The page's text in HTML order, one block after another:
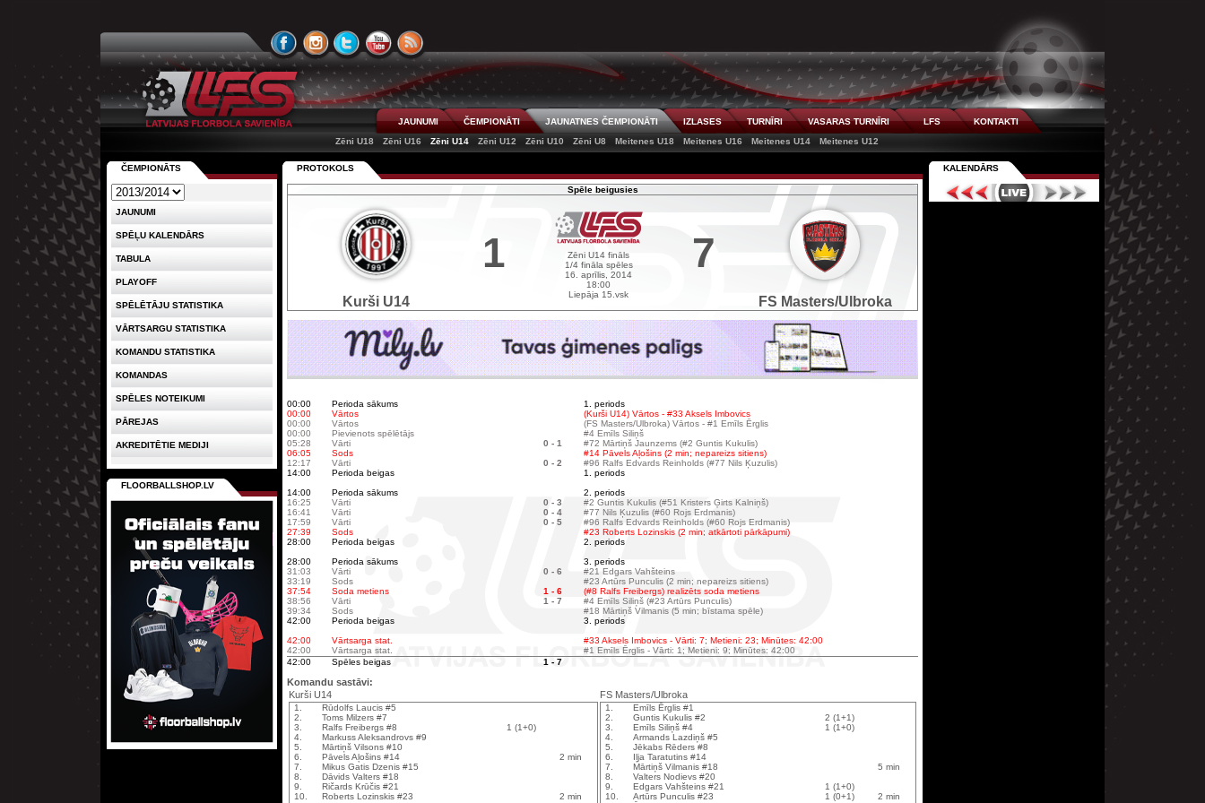
JAUNUMI ČEMPIONĀTI JAUNATNES ČEMPIONĀTI IZLASES TURNĪRI VASARAS TURNĪRI LFS
KONTAKTI
Zēni U18
Zēni U16 Zēni U14 Zēni U12 Zēni U10 Zēni U8 Meitenes U18 Meitenes U16 Meitenes U14 Meitenes U12
PROTOKOLS
Spēle beigusies
Kurši U14
1
Zēni U14 fināls
1/4 fināla spēles
16. aprīlis, 2014
18:00
Liepāja 15.vsk
7
FS Masters/Ulbroka
00:00 Perioda sākums
1. periods
00:00
Vārtos
(Kurši U14) Vārtos - #33 Aksels Imbovics
00:00
Vārtos
(FS Masters/Ulbroka) Vārtos - #1 Emīls Ērglis
00:00
Pievienots spēlētājs
#4 Emīls Siliņš
05:28
Vārti 0 - 1
#72 Mārtiņš Jaunzems (#2 Guntis Kukulis)
06:05
Sods
#14 Pāvels Aļošins (2 min; nepareizs sitiens)
12:17
Vārti 0 - 2
#96 Ralfs Edvards Reinholds (#77 Nils Ķuzulis)
14:00
Perioda beigas
1. periods
14:00
Perioda sākums
2. periods
16:25
Vārti 0 - 3
#2 Guntis Kukulis (#51 Kristers Ģirts Kalniņš)
16:41
Vārti 0 - 4
#77 Nils Ķuzulis (#60 Rojs Erdmanis)
17:59
Vārti 0 - 5
#96 Ralfs Edvards Reinholds (#60 Rojs Erdmanis)
27:39
Sods
#23 Roberts Lozinskis (2 min; atkārtoti pārkāpumi)
28:00
Perioda beigas
2. periods
28:00
Perioda sākums
3. periods
31:03
Vārti 0 - 6
#21 Edgars Vahšteins
33:19
Sods
#23 Artūrs Punculis (2 min; nepareizs sitiens)
37:54
Soda metiens 1 - 6
(#8 Ralfs Freibergs) realizēts soda metiens
38:56
Vārti 1 - 7
#4 Emīls Siliņš (#23 Artūrs Punculis)
39:34
Sods
#18 Mārtiņš Vilmanis (5 min; bīstama spēle)
42:00
Perioda beigas
3. periods
42:00
Vārtsarga stat.
#33 Aksels Imbovics - Vārti: 7; Metieni: 23; Minūtes: 42:00
42:00
Vārtsarga stat.
#1 Emīls Ērglis - Vārti: 1; Metieni: 9; Minūtes: 42:00
42:00
Spēles beigas 1 - 7
Komandu sastāvi:
Kurši U14
FS Masters/Ulbroka
1.
Rūdolfs Laucis #5
2.
Toms Milzers #7
3.
Ralfs Freibergs #8
1 (1+0)
4.
Markuss Aleksandrovs #9
5.
Mārtiņš Vilsons #10
6.
Pāvels Aļošins #14
2 min
7.
Mikus Gatis Dzenis #15
8.
Dāvids Valters #18
9.
Ričards Krūčis #21
10.
Roberts Lozinskis #23
2 min
1.
Emīls Ērglis #1
2.
Guntis Kukulis #2
2 (1+1)
3.
Emīls Siliņš #4
1 (1+0)
4.
Armands Lazdiņš #5
5.
Jēkabs Rēders #8
6.
Iļja Taratutins #14
7.
Mārtiņš Vilmanis #18
5 min
8.
Valters Nodievs #20
9.
Edgars Vahšteins #21
1 (1+0)
10.
Artūrs Punculis #23 1 (0+1)
2 min
ČEMPIONĀTS
JAUNUMI
SPĒĻU KALENDĀRS
TABULA
PLAYOFF
SPĒLĒTĀJU STATISTIKA
VĀRTSARGU STATISTIKA
KOMANDU STATISTIKA
KOMANDAS
SPĒLES NOTEIKUMI
PĀREJAS
AKREDITĒTIE MEDIJI
FLOORBALLSHOP.LV
KALENDĀRS